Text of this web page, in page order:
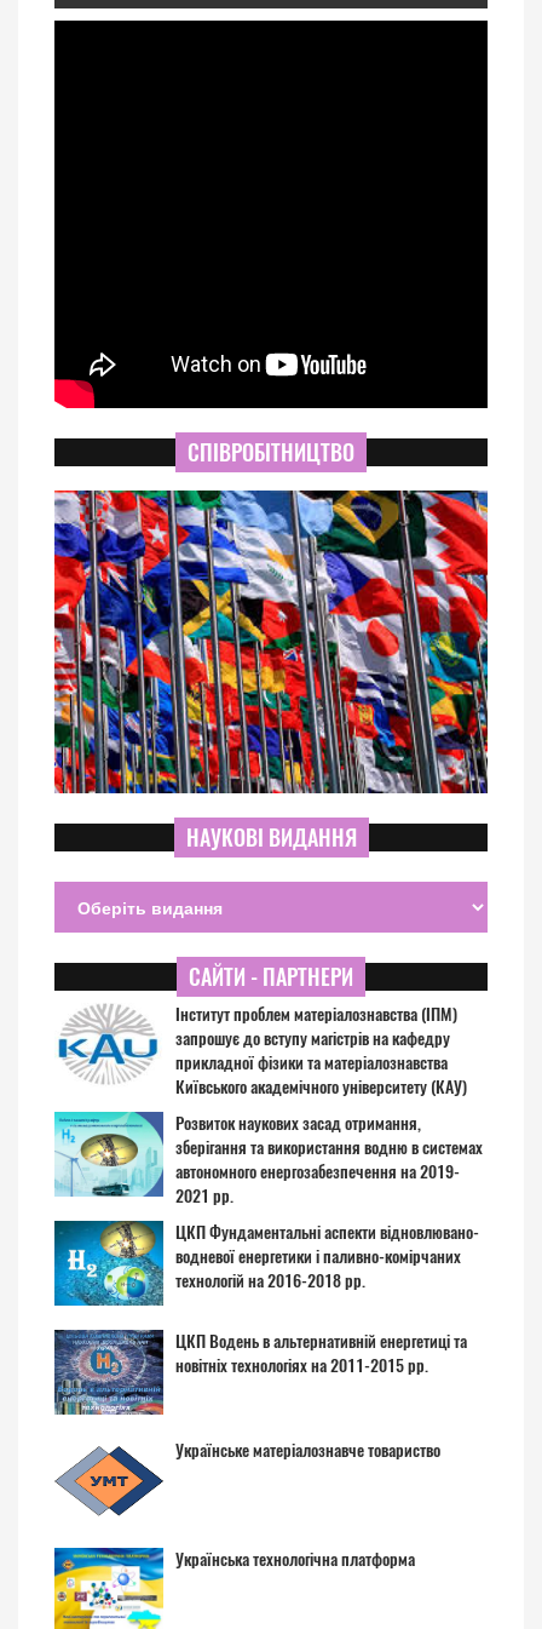
СПІВРОБІТНИЦТВО
НАУКОВІ ВИДАННЯ
САЙТИ - ПАРТНЕРИ
Інститут проблем матеріалознавства (ІПМ)
запрошує до вступу магістрів на кафедру
прикладної фізики та матеріалознавства
Київського академічного університету (КАУ)
Розвиток наукових засад отримання,
зберігання та використання водню в системах
автономного енергозабезпечення на 2019-
2021 рр.
ЦКП Фундаментальні аспекти відновлювано-
водневої енергетики і паливно-комірчаних
технологій на 2016-2018 рр.
ЦКП Водень в альтернативній енергетиці та
новітніх технологіях на 2011-2015 рр.
Українське матеріалознавче товариство
Українська технологічна платформа